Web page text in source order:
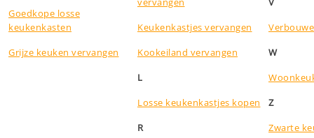
Goedkope losse
keukenkasten
Grijze keuken vervangen
Keukenkastjes vervangen
Kookeiland vervangen
L
Losse keukenkastjes kopen
R
W
Z
Zwarte